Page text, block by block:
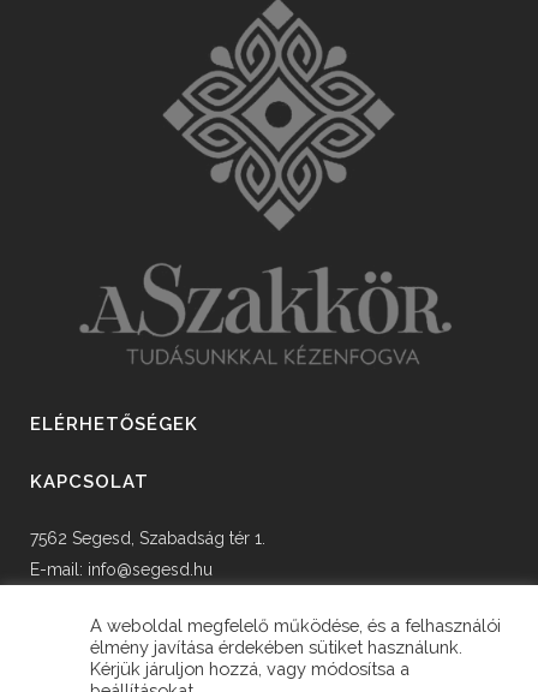
ELÉRHETŐSÉGEK
KAPCSOLAT
7562 Segesd, Szabadság tér 1.
E-mail: info@segesd.hu
A weboldal megfelelő működése, és a felhasználói
élmény javítása érdekében sütiket használunk.
Kérjük járuljon hozzá, vagy módosítsa a